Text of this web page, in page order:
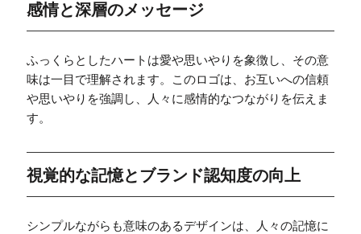
感情と深層のメッセージ
ふっくらとしたハートは愛や思いやりを象徴し、その意
味は一目で理解されます。このロゴは、お互いへの信頼
や思いやりを強調し、人々に感情的なつながりを伝えま
す。
視覚的な記憶とブランド認知度の向上
シンプルながらも意味のあるデザインは、人々の記憶に